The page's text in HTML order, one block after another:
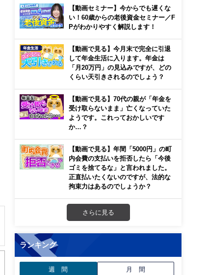
【動画セミナー】今からでも遅くな
い！60歳からの老後資金セミナー／F
Pがわかりやすく解説します！
【動画で見る】今月末で完全に引退
して年金生活に入ります。年金は
「月20万円」の見込みですが、どの
くらい天引きされるのでしょう？
【動画で見る】70代の親が「年金を
受け取らないまま」亡くなっていた
ようです。これっておかしいです
か…？
【動画で見る】年間「5000円」の町
内会費の支払いを拒否したら「今後
ゴミを捨てるな」と言われました。
正直払いたくないのですが、法的な
拘束力はあるのでしょうか？
さらに見る
ランキング
週 間 月 間